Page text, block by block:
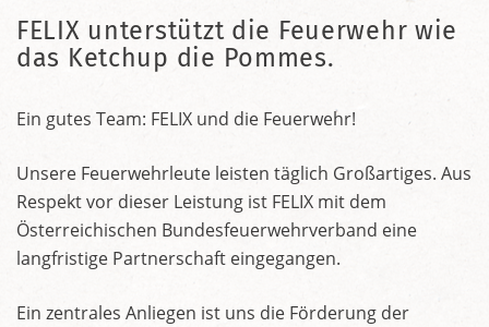
FELIX unterstützt die Feuerwehr wie
das Ketchup die Pommes.
Ein gutes Team: FELIX und die Feuerwehr!
Unsere Feuerwehrleute leisten täglich Großartiges. Aus
Respekt vor dieser Leistung ist FELIX mit dem
Österreichischen Bundesfeuerwehrverband eine
langfristige Partnerschaft eingegangen.
Ein zentrales Anliegen ist uns die Förderung der